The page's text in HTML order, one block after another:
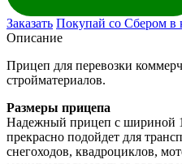
Заказать Покупай со Сбером в
Описание
Прицеп для перевозки
стройматериалов.
Размеры прицепа
Надежный прицеп с шириной
прекрасно подойдет для
снегоходов, квадроциклов,